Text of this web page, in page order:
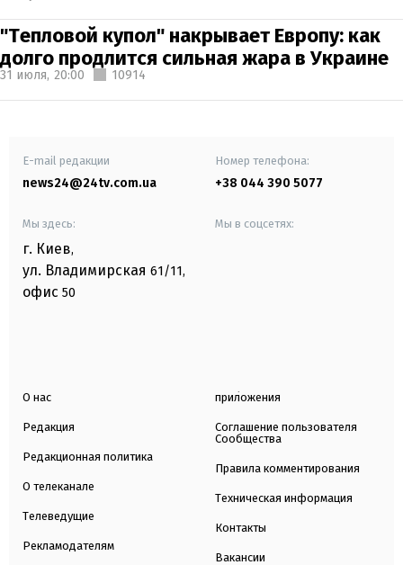
"Тепловой купол" накрывает Европу: как
долго продлится сильная жара в Украине
31 июля, 20:00 10914
E-mail редакции
news24@24tv.com.ua
Номер телефона:
+38 044 390 5077
Мы здесь:
г. Киев,
ул. Владимирская 61/11,
офис 50
Мы в соцсетях:
О нас
Редакция
Редакционная политика
О телеканале
Телеведущие
Рекламодателям
приложения
Соглашение пользователя
Сообщества
Правила комментирования
Техническая информация
Контакты
Вакансии